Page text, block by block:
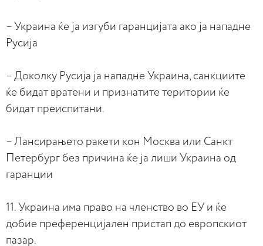
– Украина ќе ја изгуби гаранцијата ако ја нападне
Русија
– Доколку Русија ја нападне Украина, санкциите
ќе бидат вратени и признатите територии ќе
бидат преиспитани.
– Лансирањето ракети кон Москва или Санкт
Петербург без причина ќе ја лиши Украина од
гаранции
11. Украина има право на членство во ЕУ и ќе
добие преференцијален пристап до европскиот
пазар.